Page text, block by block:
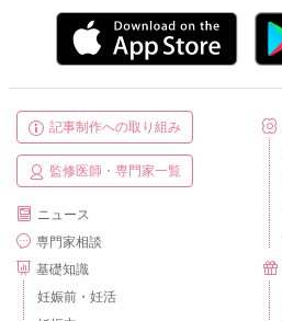
記事制作への取り組み
監修医師・専門家一覧
ニュース
専門家相談
基礎知識
妊娠前・妊活